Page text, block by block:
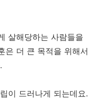
살해당하는 사람들을
은 더 큰 목적을 위해서
이 드러나게 되는데요.